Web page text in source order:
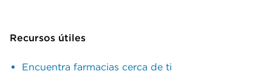
Recursos útiles
Encuentra farmacias cerca de ti